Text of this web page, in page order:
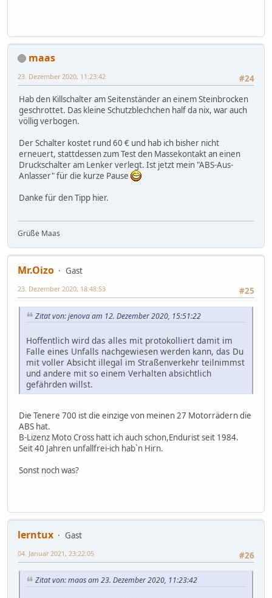
maas
#24
23. Dezember 2020, 11:23:42
Hab den Killschalter am Seitenständer an einem Steinbrocken
geschrottet. Das kleine Schutzblechchen half da nix, war auch
völlig verbogen.
Der Schalter kostet rund 60 € und hab ich bisher nicht
erneuert, stattdessen zum Test den Massekontakt an einen
Druckschalter am Lenker verlegt. Ist jetzt mein "ABS-Aus-
Anlasser" für die kurze Pause
Danke für den Tipp hier.
Grüße Maas
Mr.Oizo
Gast
#25
23. Dezember 2020, 18:48:53
Zitat von: jenova am 12. Dezember 2020, 15:51:22
Hoffentlich wird das alles mit protokolliert damit im
Falle eines Unfalls nachgewiesen werden kann, das Du
mit voller Absicht illegal im Straßenverkehr teilnimmst
und andere mit so einem Verhalten absichtlich
gefährden willst.
Die Tenere 700 ist die einzige von meinen 27 Motorrädern die
ABS hat.
B-Lizenz Moto Cross hatt ich auch schon,Endurist seit 1984.
Seit 40 Jahren unfallfrei-ich hab`n Hirn.
Sonst noch was?
lerntux
Gast
#26
04. Januar 2021, 23:22:05
Zitat von: maas am 23. Dezember 2020, 11:23:42